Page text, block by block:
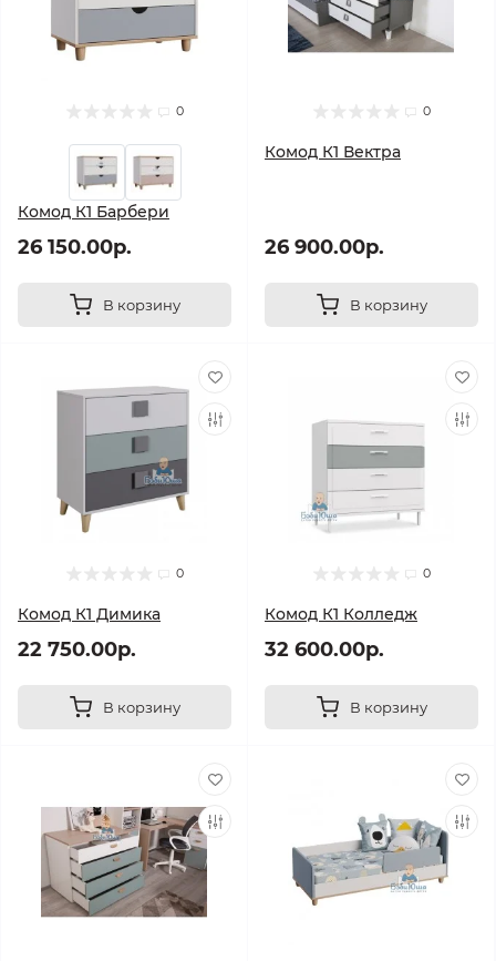
0
Комод К1 Барбери
26 150.00р.
В корзину
0
Комод К1 Вектра
26 900.00р.
В корзину
0
Комод К1 Димика
22 750.00р.
В корзину
0
Комод К1 Колледж
32 600.00р.
В корзину